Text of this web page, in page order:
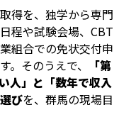
得を、独学から専門
程や試験会場、CBT
組合での免状交付申
。そのうえで、
「第
人」と「数年で収入
びを、群馬の現場目